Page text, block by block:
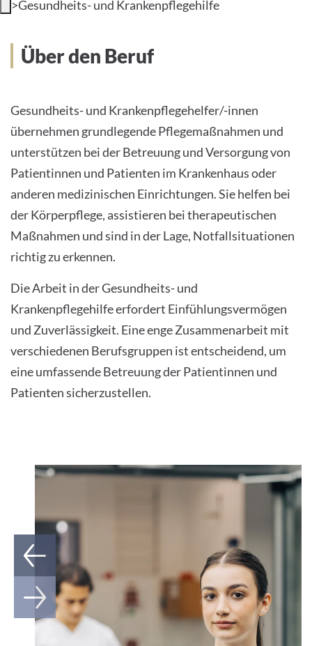
PRESSE
Deutsch
Impressum
Datenschutz
>Gesundheits- und Krankenpflegehilfe
Über den Beruf
Gesundheits- und Krankenpflegehelfer/-innen
übernehmen grundlegende Pflegemaßnahmen und
unterstützen bei der Betreuung und Versorgung von
Patientinnen und Patienten im Krankenhaus oder
anderen medizinischen Einrichtungen. Sie helfen bei
der Körperpflege, assistieren bei therapeutischen
Maßnahmen und sind in der Lage, Notfallsituationen
richtig zu erkennen.
Die Arbeit in der Gesundheits- und
Krankenpflegehilfe erfordert Einfühlungsvermögen
und Zuverlässigkeit. Eine enge Zusammenarbeit mit
verschiedenen Berufsgruppen ist entscheidend, um
eine umfassende Betreuung der Patientinnen und
Patienten sicherzustellen.
1